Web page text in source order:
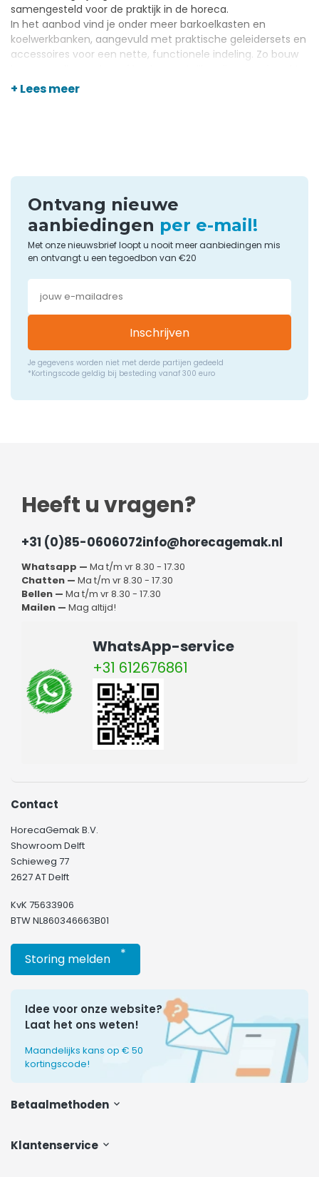
samengesteld voor de praktijk in de horeca.
In het aanbod vind je onder meer barkoelkasten en
koelwerkbanken, aangevuld met praktische geleidersets en
accessoires voor een nette, functionele indeling. Zo bouw
hygiënisch blijft en klaar is voor drukke shifts.
+ Lees meer
Ontvang nieuwe
aanbiedingen per e-mail!
Met onze nieuwsbrief loopt u nooit meer aanbiedingen mis
en ontvangt u een tegoedbon van €20
Inschrijven
Je gegevens worden niet met derde partijen gedeeld
*Kortingscode geldig bij besteding vanaf 300 euro
Heeft u vragen?
+31 (0)85-0606072info@horecagemak.nl
Whatsapp — Ma t/m vr 8.30 - 17.30
Chatten — Ma t/m vr 8.30 - 17.30
Bellen — Ma t/m vr 8.30 - 17.30
Mailen — Mag altijd!
WhatsApp-service
+31 612676861
Klantenservice
Contact
HorecaGemak B.V.
Showroom Delft
Schieweg 77
2627 AT Delft
KvK 75633906
BTW NL860346663B01
Storing melden *
Idee voor onze website?
Laat het ons weten!
Maandelijks kans op € 50
kortingscode!
Betaalmethoden